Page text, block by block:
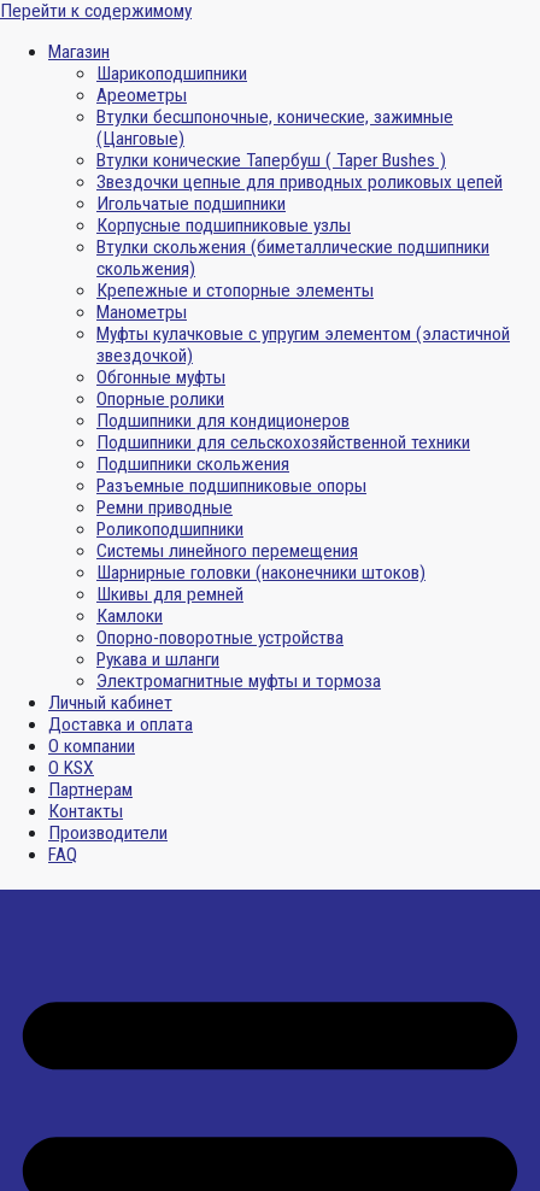
Перейти к содержимому
Магазин
Шарикоподшипники
Ареометры
Втулки бесшпоночные, конические, зажимные
(Цанговые)
Втулки конические Тапербуш ( Taper Bushes )
Звездочки цепные для приводных роликовых цепей
Игольчатые подшипники
Корпусные подшипниковые узлы
Втулки скольжения (биметаллические подшипники
скольжения)
Крепежные и стопорные элементы
Манометры
Муфты кулачковые с упругим элементом (эластичной
звездочкой)
Обгонные муфты
Опорные ролики
Подшипники для кондиционеров
Подшипники для сельскохозяйственной техники
Подшипники скольжения
Разъемные подшипниковые опоры
Ремни приводные
Роликоподшипники
Системы линейного перемещения
Шарнирные головки (наконечники штоков)
Шкивы для ремней
Камлоки
Опорно-поворотные устройства
Рукава и шланги
Электромагнитные муфты и тормоза
Личный кабинет
Доставка и оплата
О компании
О KSX
Партнерам
Контакты
Производители
FAQ